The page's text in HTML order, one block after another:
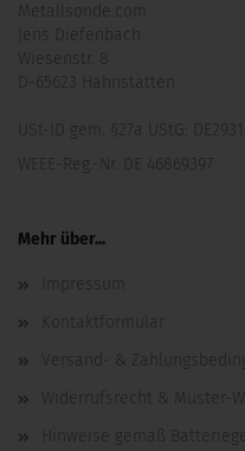
Metallsonde.com
Jens Diefenbach
Wiesenstr. 8
D-65623 Hahnstätten
USt-ID gem. §27a UStG:
WEEE-Reg.-Nr. DE 46869397
Mehr über...
Impressum
Kontaktformular
Versand- &
Widerrufsrecht & Muster-
Hinweise gemäß